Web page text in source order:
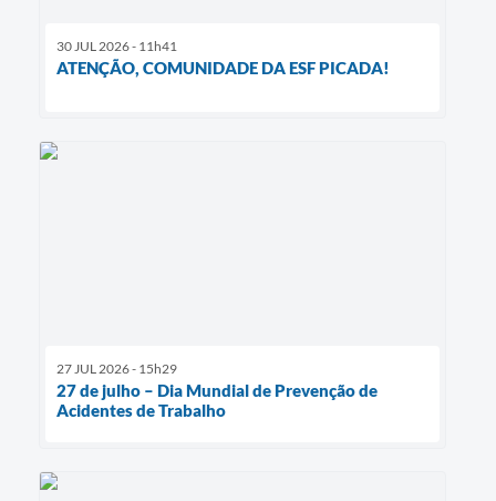
30 JUL 2026 - 11h41
ATENÇÃO, COMUNIDADE DA ESF PICADA!
27 JUL 2026 - 15h29
27 de julho – Dia Mundial de Prevenção de
Acidentes de Trabalho